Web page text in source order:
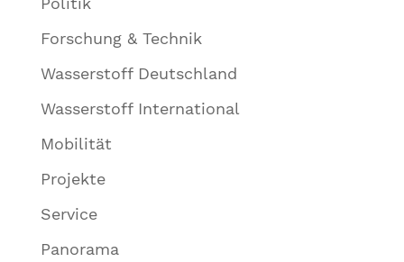
Forschung & Technik
Wasserstoff Deutschland
Wasserstoff International
Mobilität
Projekte
Service
Panorama